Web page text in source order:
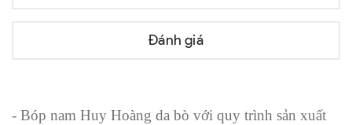
Đánh giá
- Bóp nam Huy Hoàng da bò với quy trình sản xuất